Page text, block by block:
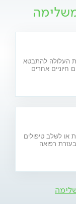
העלולה להתבטא
חיוניים אחרים
בשנים
או לשלב טיפולים
רפואה